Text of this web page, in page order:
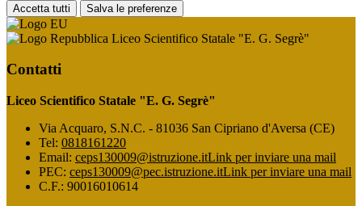
Accetta tutti Salva le preferenze
Liceo Scientifico Statale "E. G. Segrè"
Contatti
Liceo Scientifico Statale "E. G. Segrè"
Via Acquaro, S.N.C. - 81036 San Cipriano d'Aversa (CE)
Tel: 0818161220
Email: ceps130009@istruzione.itLink per inviare una mail
PEC: ceps130009@pec.istruzione.itLink per inviare una mail
C.F.: 90016010614